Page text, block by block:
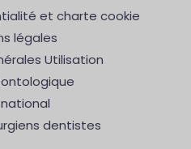
et charte cookie
légales
Utilisation
dentistes